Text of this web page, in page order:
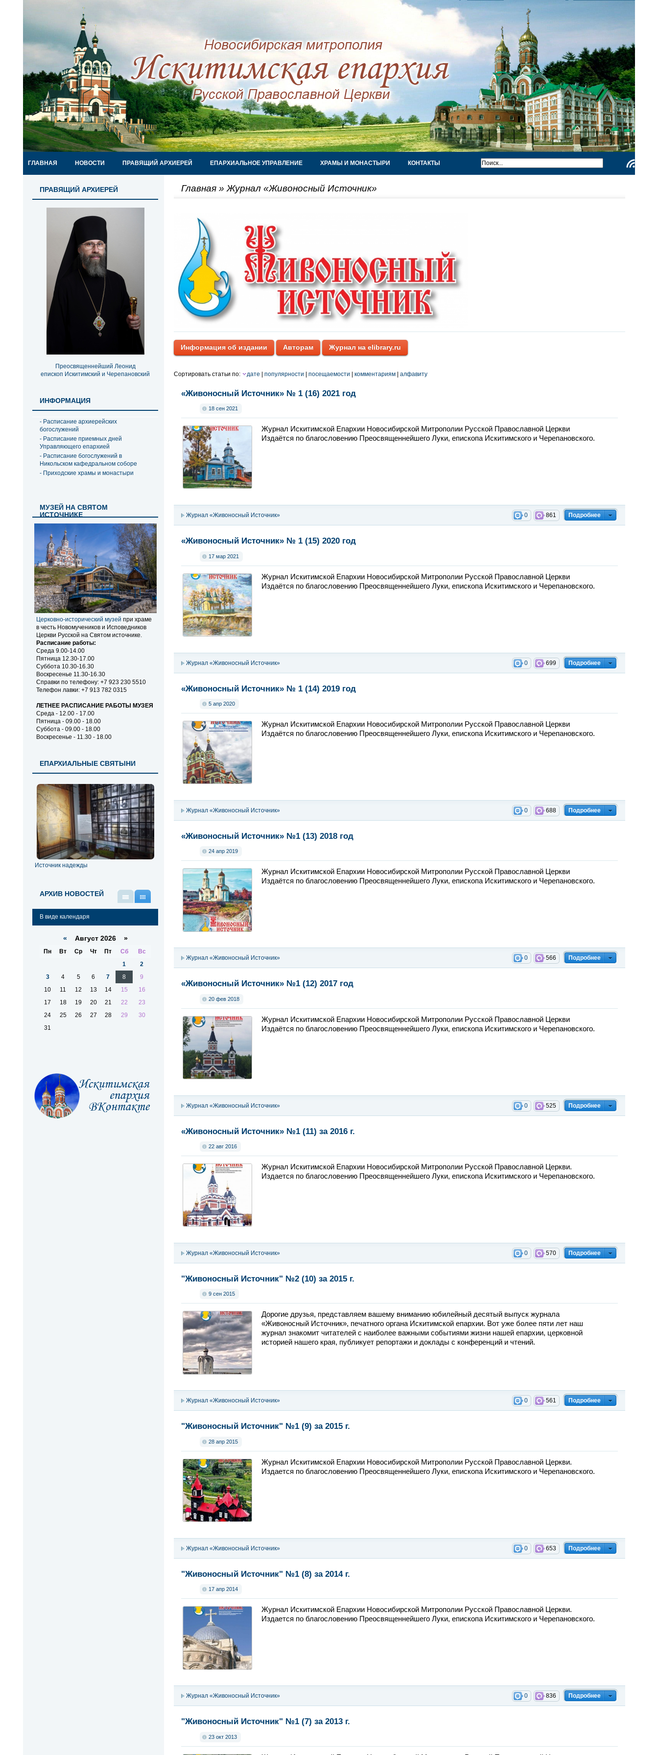
ГЛАВНАЯ НОВОСТИ ПРАВЯЩИЙ АРХИЕРЕЙ ЕПАРХИАЛЬНОЕ УПРАВЛЕНИЕ ХРАМЫ И МОНАСТЫРИ
КОНТАКТЫ
ПРАВЯЩИЙ АРХИЕРЕЙ
Преосвященнейший Леонид
епископ Искитимский и Черепановский
ИНФОРМАЦИЯ
- Расписание архиерейских
богослужений
- Расписание приемных дней
Управляющего епархией
- Расписание богослужений в
Никольском кафедральном соборе
- Приходские храмы и монастыри
МУЗЕЙ НА СВЯТОМ
ИСТОЧНИКЕ
Церковно-исторический музей при храме
в честь Новомучеников и Исповедников
Церкви Русской на Святом источнике.
Расписание работы:
Среда 9.00-14.00
Пятница 12.30-17.00
Суббота 10.30-16.30
Воскресенье 11.30-16.30
Справки по телефону: +7 923 230 5510
Телефон лавки: +7 913 782 0315
ЛЕТНЕЕ РАСПИСАНИЕ РАБОТЫ МУЗЕЯ
Среда - 12.00 - 17.00
Пятница - 09.00 - 18.00
Суббота - 09.00 - 18.00
Воскресенье - 11.30 - 18.00
ЕПАРХИАЛЬНЫЕ СВЯТЫНИ
Источник надежды
АРХИВ НОВОСТЕЙ
В виде календаря
« Август 2026 »
Пн Вт Ср Чт Пт Сб
Вс
1
2
3
4 5 6 7 8
9
10
11 12 13 14 15
16
17
18 19 20 21 22
23
24
25 26 27 28 29
30
31
Главная » Журнал «Живоносный Источник»
Информация об издании Авторам Журнал на elibrary.ru
Сортировать статьи по: дате | популярности | посещаемости | комментариям | алфавиту
«Живоносный Источник» № 1 (16) 2021 год
18 сен 2021
Журнал Искитимской Епархии Новосибирской Митрополии Русской Православной Церкви
Издаётся по благословению Преосвященнейшего Луки, епископа Искитимского и Черепановского.
Подробнее
861
0
Журнал «Живоносный Источник»
«Живоносный Источник» № 1 (15) 2020 год
17 мар 2021
Журнал Искитимской Епархии Новосибирской Митрополии Русской Православной Церкви
Издаётся по благословению Преосвященнейшего Луки, епископа Искитимского и Черепановского.
Подробнее
699
0
Журнал «Живоносный Источник»
«Живоносный Источник» № 1 (14) 2019 год
5 апр 2020
Журнал Искитимской Епархии Новосибирской Митрополии Русской Православной Церкви
Издаётся по благословению Преосвященнейшего Луки, епископа Искитимского и Черепановского.
Подробнее
688
0
Журнал «Живоносный Источник»
«Живоносный Источник» №1 (13) 2018 год
24 апр 2019
Журнал Искитимской Епархии Новосибирской Митрополии Русской Православной Церкви
Издаётся по благословению Преосвященнейшего Луки, епископа Искитимского и Черепановского.
Подробнее
566
0
Журнал «Живоносный Источник»
«Живоносный Источник» №1 (12) 2017 год
20 фев 2018
Журнал Искитимской Епархии Новосибирской Митрополии Русской Православной Церкви
Издаётся по благословению Преосвященнейшего Луки, епископа Искитимского и Черепановского.
Подробнее
525
0
Журнал «Живоносный Источник»
«Живоносный Источник» №1 (11) за 2016 г.
22 авг 2016
Журнал Искитимской Епархии Новосибирской Митрополии Русской Православной Церкви.
Издается по благословению Преосвященнейшего Луки, епископа Искитимского и Черепановского.
Подробнее
570
0
Журнал «Живоносный Источник»
"Живоносный Источник" №2 (10) за 2015 г.
9 сен 2015
Дорогие друзья, представляем вашему вниманию юбилейный десятый выпуск журнала
«Живоносный Источник», печатного органа Искитимской епархии. Вот уже более пяти лет наш
журнал знакомит читателей с наиболее важными событиями жизни нашей епархии, церковной
историей нашего края, публикует репортажи и доклады с конференций и чтений.
Подробнее
561
0
Журнал «Живоносный Источник»
"Живоносный Источник" №1 (9) за 2015 г.
28 апр 2015
Журнал Искитимской Епархии Новосибирской Митрополии Русской Православной Церкви.
Издается по благословению Преосвященнейшего Луки, епископа Искитимского и Черепановского.
Подробнее
653
0
Журнал «Живоносный Источник»
"Живоносный Источник" №1 (8) за 2014 г.
17 апр 2014
Журнал Искитимской Епархии Новосибирской Митрополии Русской Православной Церкви.
Издается по благословению Преосвященнейшего Луки, епископа Искитимского и Черепановского.
Подробнее
836
0
Журнал «Живоносный Источник»
"Живоносный Источник" №1 (7) за 2013 г.
23 окт 2013